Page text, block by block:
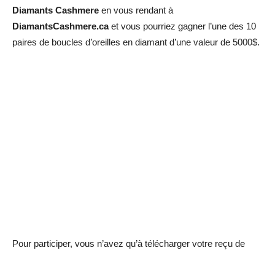
Diamants Cashmere en vous rendant à
DiamantsCashmere.caet vous pourriez gagner l’une des 10
paires de boucles d’oreilles en diamant d’une valeur de 5000$.
Pour participer, vous n’avez qu’à télécharger votre reçu de